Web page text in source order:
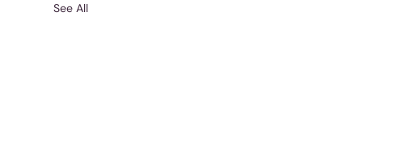
See All